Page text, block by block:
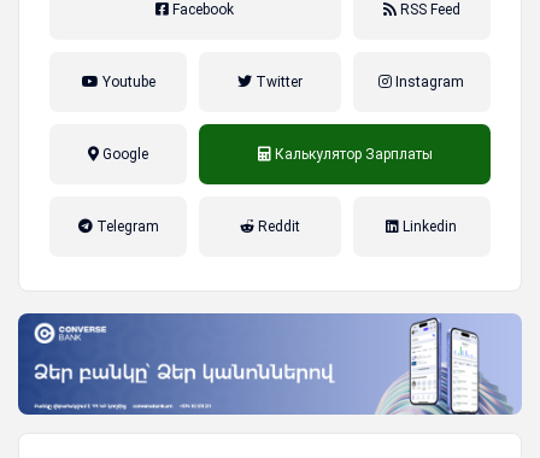
Facebook RSS Feed
Youtube Twitter Instagram
Google Калькулятор Зарплаты
Telegram Reddit Linkedin